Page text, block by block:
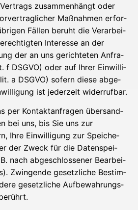
zusam­men­hängt oder
Maß­nah­men erfor­
Fäl­len beruht die Ver­ar­bei­
Inter­es­se an der
der an uns gerich­te­ten Anfra­
f DSGVO) oder auf Ihrer Ein­wil­li­
a DSGVO) sofern die­se abge­
ist jeder­zeit widerrufbar.
per Kon­takt­an­fra­gen über­sand­
bei uns, bis Sie uns zur
Ihre Ein­wil­li­gung zur Spei­che­
der Zweck für die Daten­spei­
nach abge­schlos­se­ner Bear­bei­
Zwin­gen­de gesetz­li­che Bestim­
gesetz­li­che Auf­be­wah­rungs­